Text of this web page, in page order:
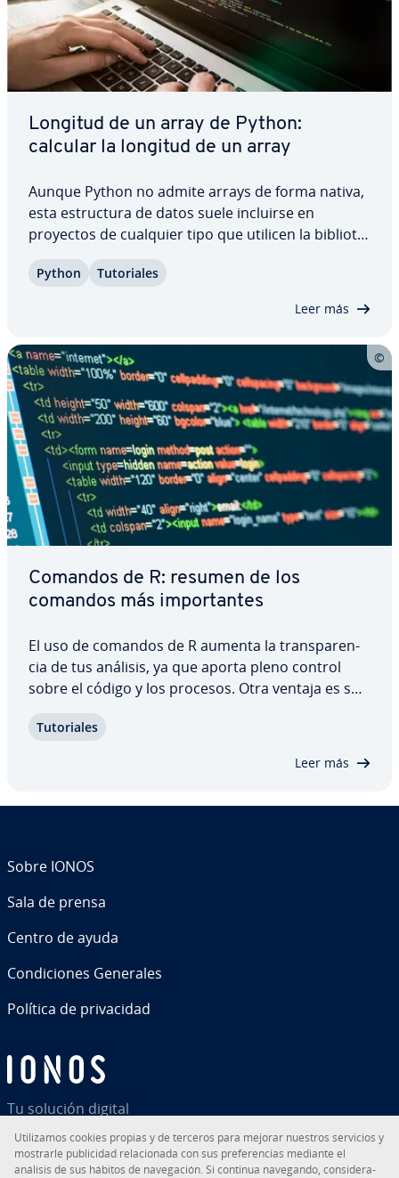
Longitud de un array de Python:
calcular la longitud de un array
Aunque Python no admite arrays de forma nativa,
esta es­tru­c­tu­ra de datos suele incluirse en
proyectos de cualquier tipo que utilicen la bi­blio­te­
de un array, Python ofrece varias funciones. A co­n­
Python Tu­to­ria­les
Leer más
Comandos de R: resumen de los
comandos más im­po­r­ta­n­tes
El uso de comandos de R aumenta la tra­n­s­pa­re­n­
cia de tus análisis, ya que aporta pleno control
sobre el código y los procesos. Otra ventaja es su
tiempo real en la consola de R y ada­p­tar­los según
Tu­to­ria­les
Leer más
Tu solución digital
Sobre IONOS
Sala de prensa
Centro de ayuda
Co­n­di­cio­nes Generales
Política de pri­va­ci­dad
Uti­li­za­mos cookies propias y de terceros para mejorar nuestros servicios y
mostrarle pu­bli­ci­dad re­la­cio­na­da con sus pre­fe­re­n­cias mediante el
análisis de sus hábitos de na­ve­ga­ción. Si continua navegando, co­n­si­de­ra­